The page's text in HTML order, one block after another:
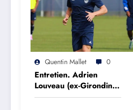
Quentin Mallet 0
Entretien. Adrien
Louveau (ex-Girondins)
: « Si on avait mieux